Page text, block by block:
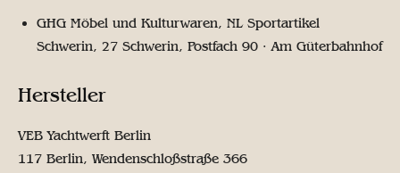
GHG Möbel und Kulturwaren, NL Sportartikel
Schwerin, 27 Schwerin, Postfach 90 · Am Güterbahnhof
Hersteller
VEB Yachtwerft Berlin
117 Berlin, Wendenschloßstraße 366